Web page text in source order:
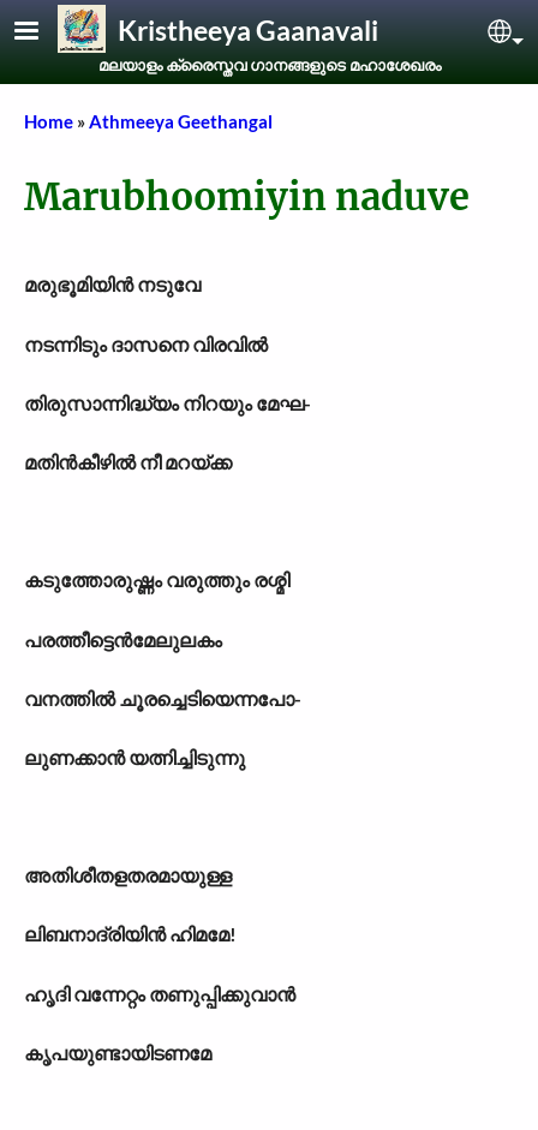
Skip to main contentKristheeya Gaanavali
മലയാളം ക്രൈസ്തവ ഗാനങ്ങളുടെ മഹാശേഖരം
Breadcrumb
Home Athmeeya Geethangal
Marubhoomiyin naduve
മരുഭൂമിയിൻ നടുവേ
നടന്നിടും ദാസനെ വിരവിൽ
തിരുസാന്നിദ്ധ്യം നിറയും മേഘ-
മതിൻകീഴിൽ നീ മറയ്ക്ക
കടുത്തോരുഷ്ണം വരുത്തും രശ്മി
പരത്തീട്ടെൻമേലുലകം
വനത്തിൽ ചൂരച്ചെടിയെന്നപോ-
ലുണക്കാൻ യത്നിച്ചിടുന്നു
അതിശീതളതരമായുള്ള
ലിബനാദ്രിയിൻ ഹിമമേ!
ഹൃദി വന്നേറ്റം തണുപ്പിക്കുവാൻ
കൃപയുണ്ടായിടണമേ